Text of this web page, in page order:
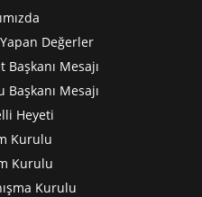
Yapan Değerler
Mesajı
Mesajı
Heyeti
Kurulu
Kurulu
Kurulu